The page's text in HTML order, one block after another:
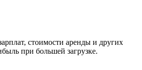
стоимости аренды и других
при большей загрузке.